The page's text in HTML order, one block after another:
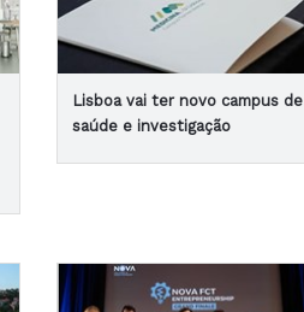
Lisboa vai ter novo campus de
saúde e investigação